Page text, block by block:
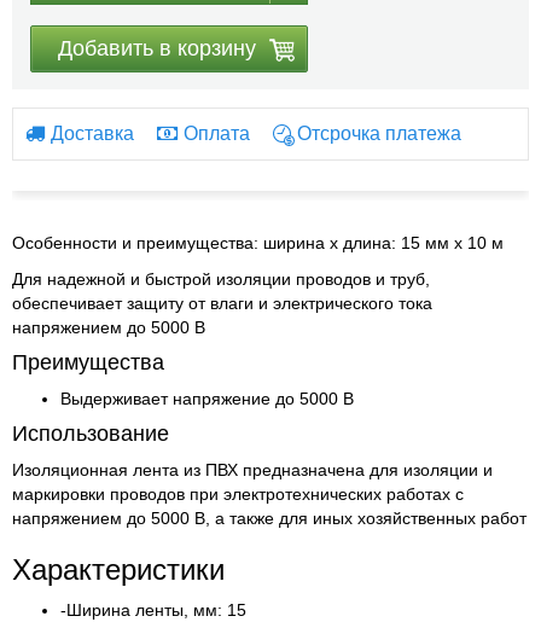
Добавить в корзину
Доставка Оплата Отсрочка платежа
Особенности и преимущества: ширина х длина: 15 мм х 10 м
Для надежной и быстрой изоляции проводов и труб,
обеспечивает защиту от влаги и электрического тока
напряжением до 5000 В
Преимущества
Выдерживает напряжение до 5000 В
Использование
Изоляционная лента из ПВХ предназначена для изоляции и
маркировки проводов при электротехнических работах с
напряжением до 5000 В, а также для иных хозяйственных работ
Характеристики
-Ширина ленты, мм: 15